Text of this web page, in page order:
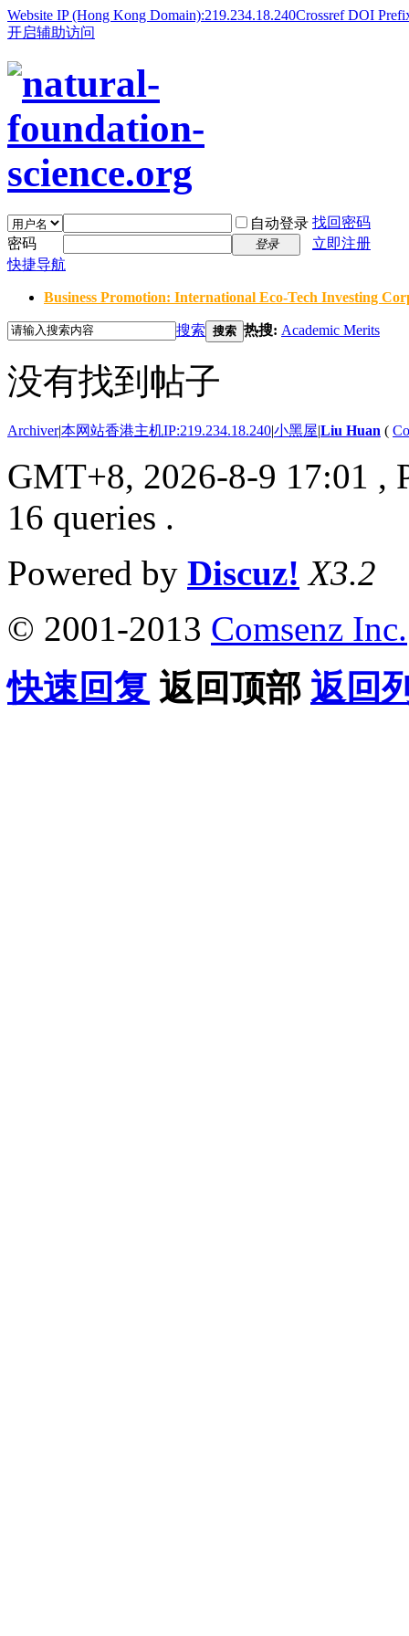
Website IP (Hong Kong Domain):219.234.18.240Crossref DOI
开启辅助访问
自动登录 找回密码
密码
登录
立即注册
快捷导航
Business Promotion: International Eco-Tech Investing
搜索 搜索 热搜: Academic Merits
没有找到帖子
Archiver|本网站香港主机IP:219.234.18.240|小黑屋|Liu Huan (
GMT+8, 2026-8-9 17:01 ,
16 queries .
Powered by Discuz! X3.2
© 2001-2013 Comsenz Inc.
快速回复 返回顶部 返回